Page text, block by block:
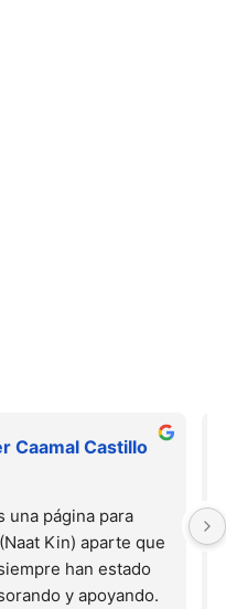
Caamal Castillo
una página para
Kin) aparte que
han estado
y apoyando.